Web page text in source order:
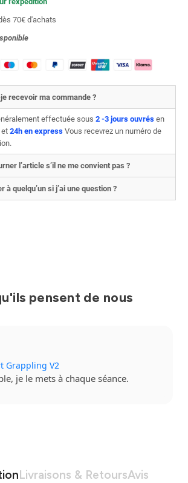
70€ d'achats
recevoir ma commande ?
effectuée sous 2 -3 jours ouvrés en
et24h en express Vous recevrez un numéro de
l’article s’il ne me convient pas ?
à quelqu’un si j’ai une question ?
pensent de nous
Grappling V2
je le mets à chaque séance.
Livraisons & RetoursAvis